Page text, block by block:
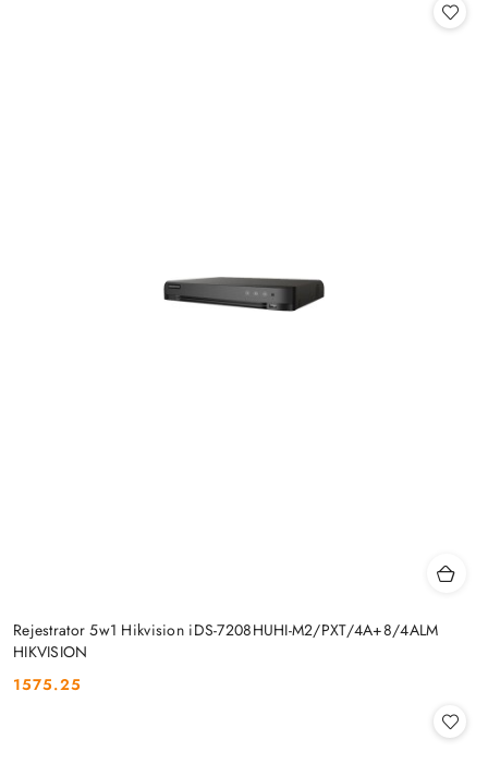
Rejestrator 5w1 Hikvision iDS-7208HUHI-M2/PXT/4A+8/4ALM
HIKVISION
Cena:
1575.25